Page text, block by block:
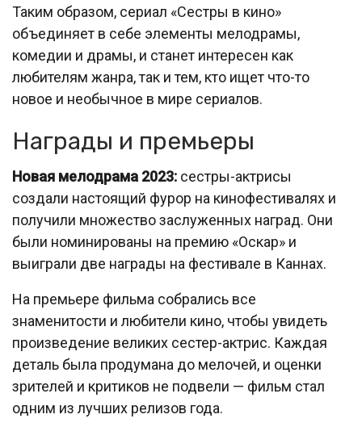
Таким образом, сериал «Сестры в кино»
объединяет в себе элементы мелодрамы,
комедии и драмы, и станет интересен как
любителям жанра, так и тем, кто ищет что-то
новое и необычное в мире сериалов.
Награды и премьеры
Новая мелодрама 2023: сестры-актрисы
создали настоящий фурор на кинофестивалях и
получили множество заслуженных наград. Они
были номинированы на премию «Оскар» и
выиграли две награды на фестивале в Каннах.
На премьере фильма собрались все
знаменитости и любители кино, чтобы увидеть
произведение великих сестер-актрис. Каждая
деталь была продумана до мелочей, и оценки
зрителей и критиков не подвели — фильм стал
одним из лучших релизов года.